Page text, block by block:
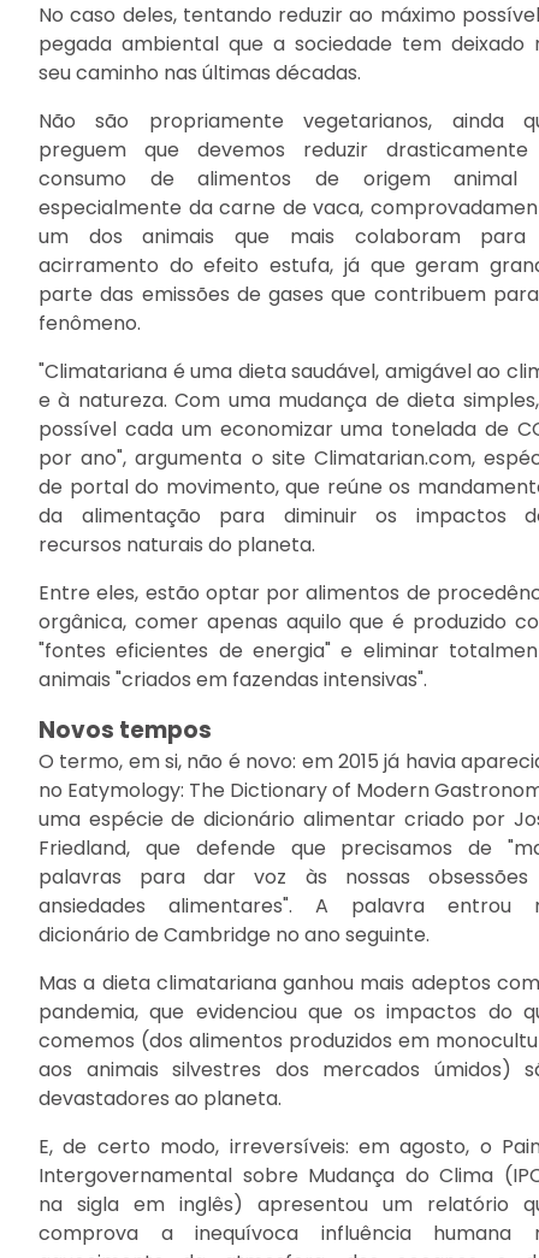
No caso deles, tentando reduzir ao máximo
pegada ambiental que a sociedade tem deixado
seu caminho nas últimas décadas.
Não são propriamente vegetarianos, ainda
preguem que devemos reduzir
consumo de alimentos de origem
especialmente da carne de vaca,
um dos animais que mais colaboram
acirramento do efeito estufa, já que geram
parte das emissões de gases que contribuem
fenômeno.
"Climatariana é uma dieta saudável, amigável ao
e à natureza. Com uma mudança de dieta
possível cada um economizar uma tonelada de
por ano", argumenta o site Climatarian.com,
de portal do movimento, que reúne os
da alimentação para diminuir os impactos
recursos naturais do planeta.
Entre eles, estão optar por alimentos de
orgânica, comer apenas aquilo que é produzido
"fontes eficientes de energia" e eliminar
animais "criados em fazendas intensivas".
Novos tempos
O termo, em si, não é novo: em 2015 já havia
no Eatymology: The Dictionary of Modern
uma espécie de dicionário alimentar criado por
Friedland, que defende que precisamos de
palavras para dar voz às nossas
ansiedades alimentares". A palavra entrou
dicionário de Cambridge no ano seguinte.
Mas a dieta climatariana ganhou mais adeptos
pandemia, que evidenciou que os impactos do
comemos (dos alimentos produzidos em
aos animais silvestres dos mercados úmidos)
devastadores ao planeta.
E, de certo modo, irreversíveis: em agosto, o
Intergovernamental sobre Mudança do Clima
na sigla em inglês) apresentou um relatório
comprova a inequívoca influência humana